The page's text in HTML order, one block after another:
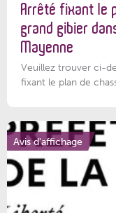
Arrêté fixant le
grand gibier
Mayenne
Veuillez trouver ci-
fixant le plan de
Avis d'affichage